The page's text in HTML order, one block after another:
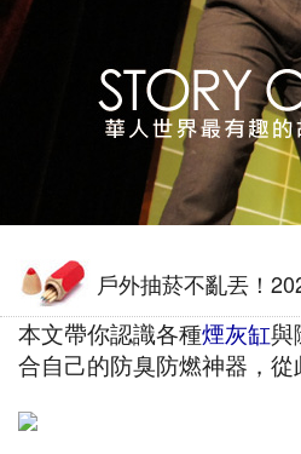
戶外抽菸不亂丟！
本文帶你認識各種煙灰缸與
合自己的防臭防燃神器，